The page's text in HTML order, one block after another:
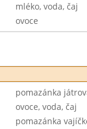
mléko, voda, čaj
ovoce
pomazánka
ovoce, voda, čaj
pomazánka